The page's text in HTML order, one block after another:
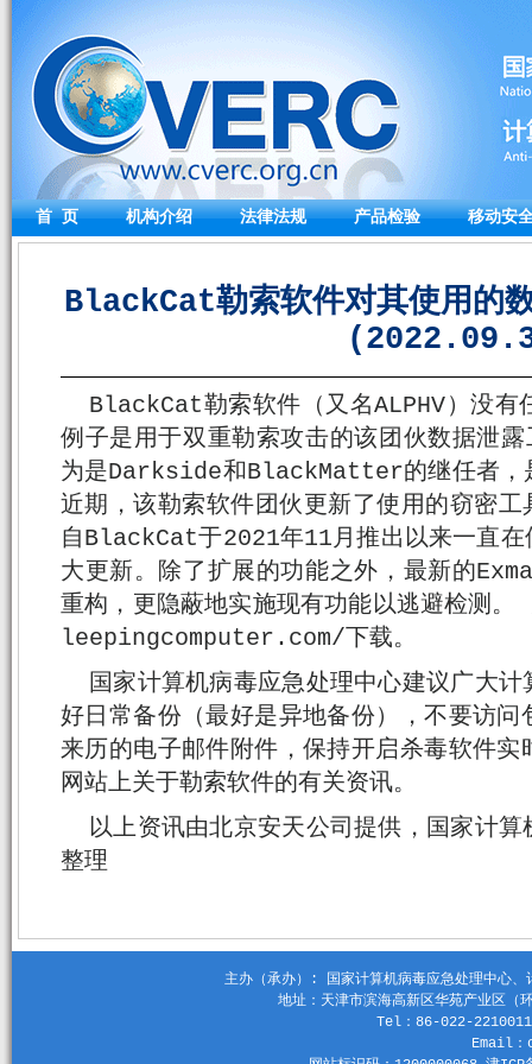
首 页 机构介绍 法律法规 产品检验 移动安
BlackCat勒索软件对其使用的
BlackCat勒索软件（又名ALPHV）没有
例子是用于双重勒索攻击的该团伙数据泄
为是Darkside和BlackMatter的继任者，
近期，该勒索软件团伙更新了使用的窃密
自BlackCat于2021年11月推出以来一直在
大更新。除了扩展的功能之外，最新的
重构，更隐蔽地实施现有功能以逃避检
leepingcomputer.com/下载。
国家计算机病毒应急处理中心建议广大
好日常备份（最好是异地备份），不要访
来历的电子邮件附件，保持开启杀毒软件
网站上关于勒索软件的有关资讯。
以上资讯由北京安天公司提供，国家计
整理
主办（承办）: 国家计算机病毒应急处理中心
地址：天津市滨海高新区华苑产业区
Tel：86-022-
Email